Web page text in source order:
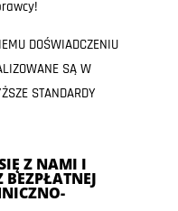
DOŚWIADCZENIU
SĄ W
STANDARDY
Z NAMI I
BEZPŁATNEJ